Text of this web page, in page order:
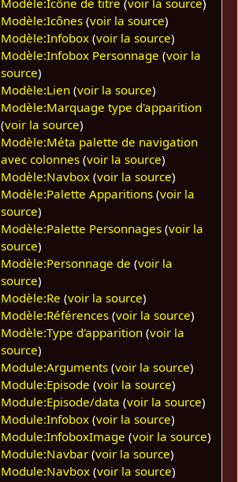
Modèle:Icône de titre (voir la source)
Modèle:Icônes (voir la source)
Modèle:Infobox (voir la source)
Modèle:Infobox Personnage (voir la
source)
Modèle:Lien (voir la source)
Modèle:Marquage type d'apparition
(voir la source)
Modèle:Méta palette de navigation
avec colonnes (voir la source)
Modèle:Navbox (voir la source)
Modèle:Palette Apparitions (voir la
source)
Modèle:Palette Personnages (voir la
source)
Modèle:Personnage de (voir la
source)
Modèle:Re (voir la source)
Modèle:Références (voir la source)
Modèle:Type d'apparition (voir la
source)
Module:Arguments (voir la source)
Module:Episode (voir la source)
Module:Episode/data (voir la source)
Module:Infobox (voir la source)
Module:InfoboxImage (voir la source)
Module:Navbar (voir la source)
Module:Navbox (voir la source)